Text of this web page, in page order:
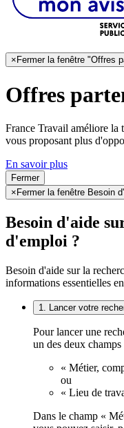
× Fermer la fenêtre "Offres
Offres
France Travail améliore la
vous proposant plus
En savoir plus
Fermer
× Fermer la fenêtre Besoin
Besoin d'aide
d'emploi ?
Besoin d'aide sur la
informations essentielles
1. Lancer votre
Pour lancer une
un des deux champs
« Métier,
ou
« Lieu de
Dans le champ «